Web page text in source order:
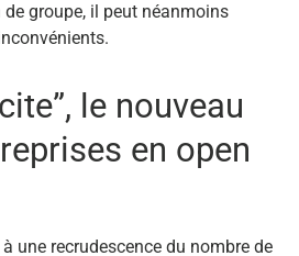
groupe, il peut néanmoins
le nouveau
en open
une recrudescence du nombre de